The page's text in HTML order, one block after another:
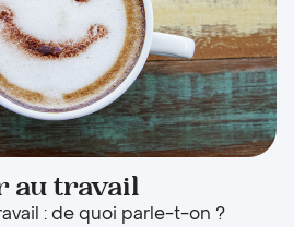
au travail
: de quoi parle-t-on ?